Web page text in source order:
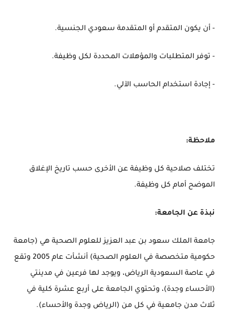
- أن يكون المتقدم أو المتقدمة سعودي الجنسية.
- توفر المتطلبات والمؤهلات المحددة لكل وظيفة.
- إجادة استخدام الحاسب الآلي.
ملاحظة:
تختلف صلاحية كل وظيفة عن الأخرى حسب تاريخ الإغلاق
الموضح أمام كل وظيفة.
نبذة عن الجامعة:
جامعة الملك سعود بن عبد العزيز للعلوم الصحية هي (جامعة
حكومية متخصصة في العلوم الصحية) أنشأت عام 2005 وتقع
في عاصة السعودية الرياض، ويوجد لها فرعين في مدينتي
(الأحساء وجدة)، وتحتوي الجامعة على أربع عشرة كلية في
ثلاث مدن جامعية في كل من (الرياض وجدة والأحساء).